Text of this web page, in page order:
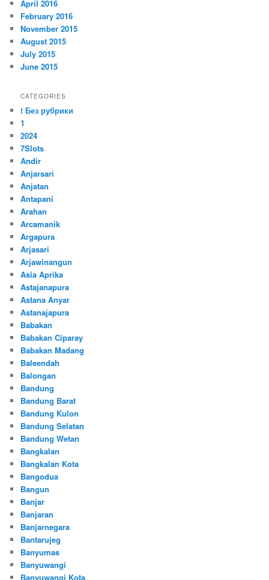
April 2016
February 2016
November 2015
August 2015
July 2015
June 2015
CATEGORIES
! Без рубрики
1
2024
7Slots
Andir
Anjarsari
Anjatan
Antapani
Arahan
Arcamanik
Argapura
Arjasari
Arjawinangun
Asia Aprika
Astajanapura
Astana Anyar
Astanajapura
Babakan
Babakan Ciparay
Babakan Madang
Baleendah
Balongan
Bandung
Bandung Barat
Bandung Kulon
Bandung Selatan
Bandung Wetan
Bangkalan
Bangkalan Kota
Bangodua
Bangun
Banjar
Banjaran
Banjarnegara
Bantarujeg
Banyumas
Banyuwangi
Banyuwangi Kota